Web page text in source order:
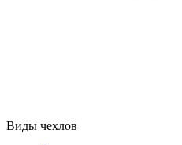
Виды чехлов